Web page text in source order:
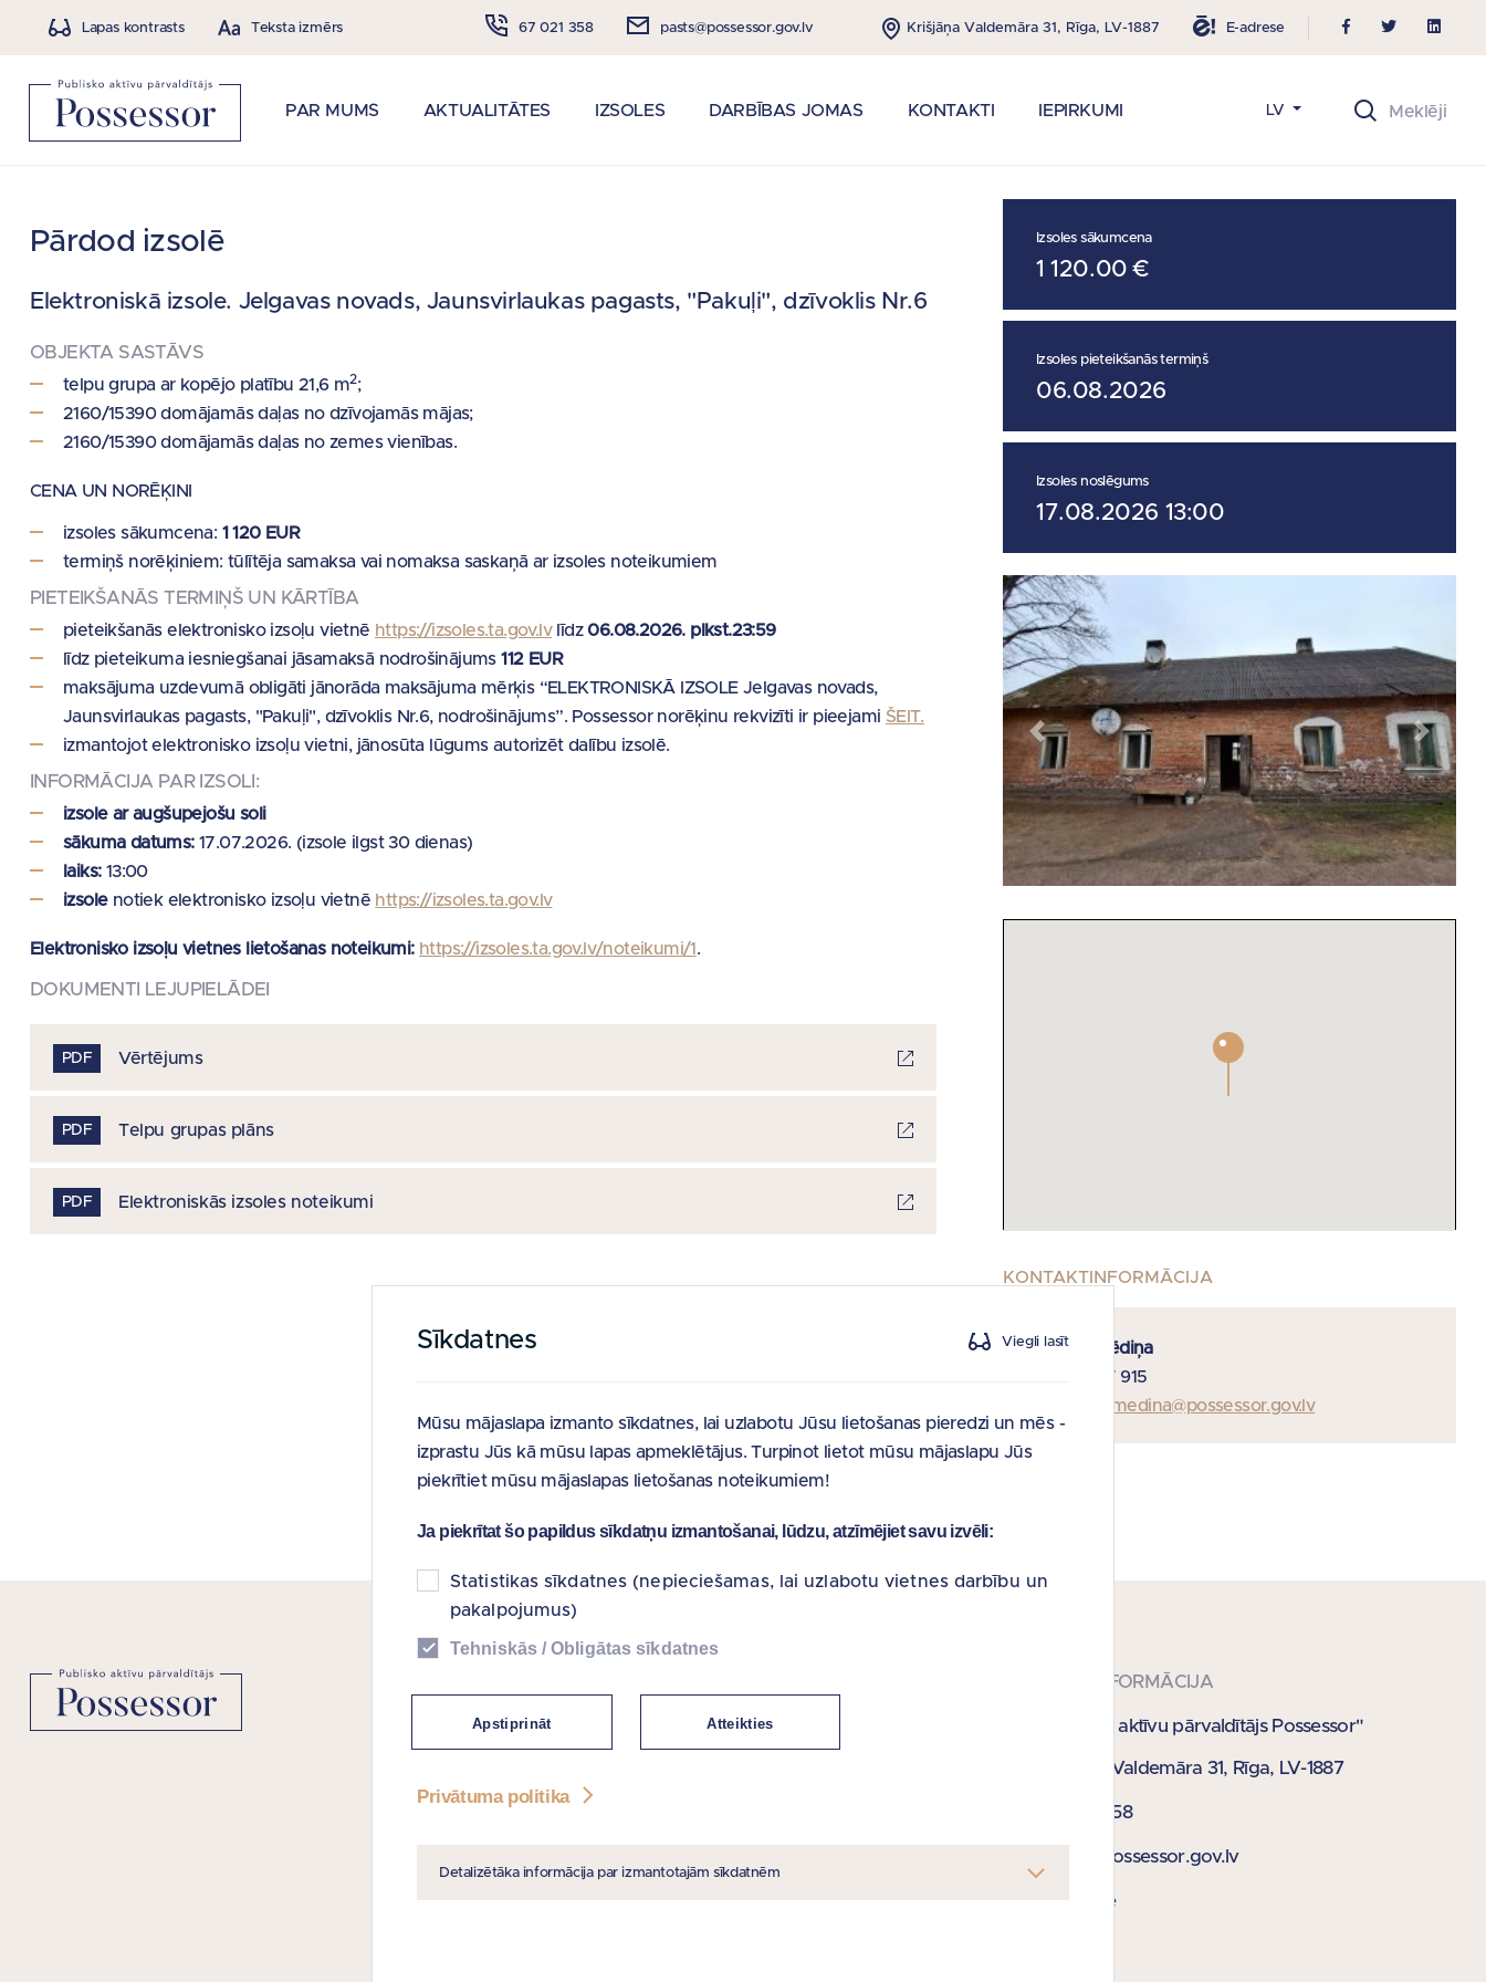
Lapas kontrasts Teksta izmērs 67 021 358 pasts@possessor.gov.lv Krišjāņa Valdemāra 31, Rīga, LV-1887 E-adrese
PAR MUMS AKTUALITĀTES IZSOLES DARBĪBAS JOMAS KONTAKTI IEPIRKUMI LV
Pārdod izsolē
Elektroniskā izsole. Jelgavas novads, Jaunsvirlaukas pagasts, "Pakuļi", dzīvoklis Nr.6
OBJEKTA SASTĀVS
telpu grupa ar kopējo platību 21,6 m2;
2160/15390 domājamās daļas no dzīvojamās mājas;
2160/15390 domājamās daļas no zemes vienības.
CENA UN NORĒĶINI
izsoles sākumcena: 1 120 EUR
termiņš norēķiniem: tūlītēja samaksa vai nomaksa saskaņā ar izsoles noteikumiem
PIETEIKŠANĀS TERMIŅŠ UN KĀRTĪBA
pieteikšanās elektronisko izsoļu vietnē https://izsoles.ta.gov.lvlīdz 06.08.2026. plkst.23:59
līdz pieteikuma iesniegšanai jāsamaksā nodrošinājums112 EUR
maksājuma uzdevumā obligāti jānorāda maksājuma mērķis “ELEKTRONISKĀ IZSOLE Jelgavas novads,
Jaunsvirlaukas pagasts, "Pakuļi", dzīvoklis Nr.6, nodrošinājums”. Possessor norēķinu rekvizīti ir pieejami ŠEIT.
izmantojot elektronisko izsoļu vietni, jānosūta lūgums autorizēt dalību izsolē.
INFORMĀCIJA PAR IZSOLI:
izsole ar augšupejošu soli
sākuma datums:17.07.2026. (izsole ilgst 30 dienas)
laiks:13:00
izsolenotiek elektronisko izsoļu vietnē https://izsoles.ta.gov.lv
Elektronisko izsoļu vietnes lietošanas noteikumi: https://izsoles.ta.gov.lv/noteikumi/1 .
DOKUMENTI LEJUPIELĀDEI
PDF Vērtējums
PDF Telpu grupas plāns
PDF Elektroniskās izsoles noteikumi
Izsoles sākumcena
1 120.00 €
Izsoles pieteikšanās termiņš
06.08.2026
Izsoles noslēgums
17.08.2026 13:00
Previous Next
KONTAKTINFORMĀCIJA
Dace Šmēdiņa
T : 29 327 915
dace.smedina@possessor.gov.lv
Vietnes karte
KONTAKTINFORMĀCIJA
SIA "Publisko aktīvu pārvaldītājs Possessor"
Krišjāņa Valdemāra 31, Rīga, LV-1887
67 021 358
pasts@possessor.gov.lv
E-adrese
Sīkdatnes Viegli lasīt
Mūsu mājaslapa izmanto sīkdatnes, lai uzlabotu Jūsu lietošanas pieredzi un mēs -
izprastu Jūs kā mūsu lapas apmeklētājus. Turpinot lietot mūsu mājaslapu Jūs
piekrītiet mūsu mājaslapas lietošanas noteikumiem!
Ja piekrītat šo papildus sīkdatņu izmantošanai, lūdzu, atzīmējiet savu izvēli:
Statistikas sīkdatnes (nepieciešamas, lai uzlabotu vietnes darbību un
pakalpojumus)
Tehniskās / Obligātas sīkdatnes
Apstiprināt Atteikties
Privātuma politika
Detalizētāka informācija par izmantotajām sīkdatnēm